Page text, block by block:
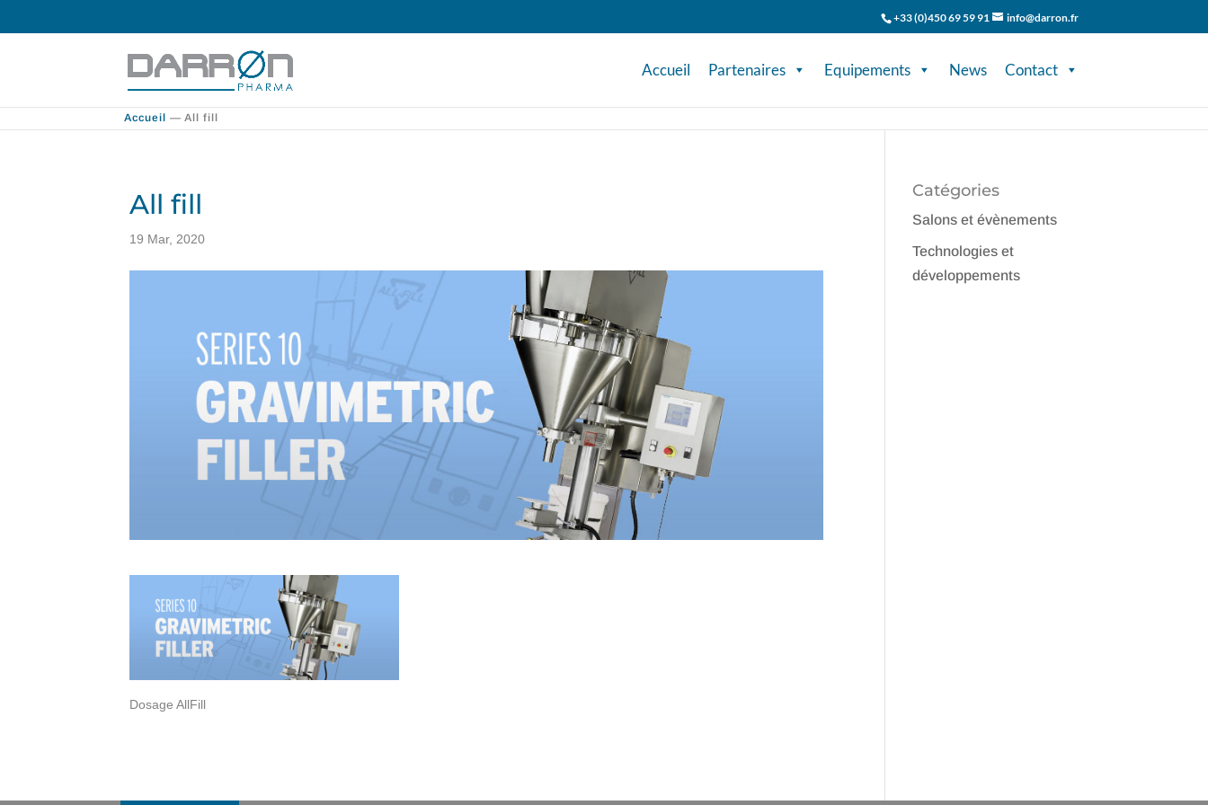
+33 (0)450 69 59 91 info@darron.fr
Accueil Partenaires Equipements News Contact
Accueil — All fill
All fill
19 Mar, 2020
Dosage AllFill
Catégories
Salons et évènements
Technologies et
développements